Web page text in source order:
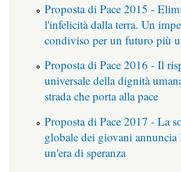
Proposta di Pace 2015 -
l'infelicità dalla terra. Un
condiviso per un futuro più
Proposta di Pace 2016 - Il
universale della dignità
strada che porta alla pace
Proposta di Pace 2017 - La
globale dei giovani annuncia
un'era di speranza